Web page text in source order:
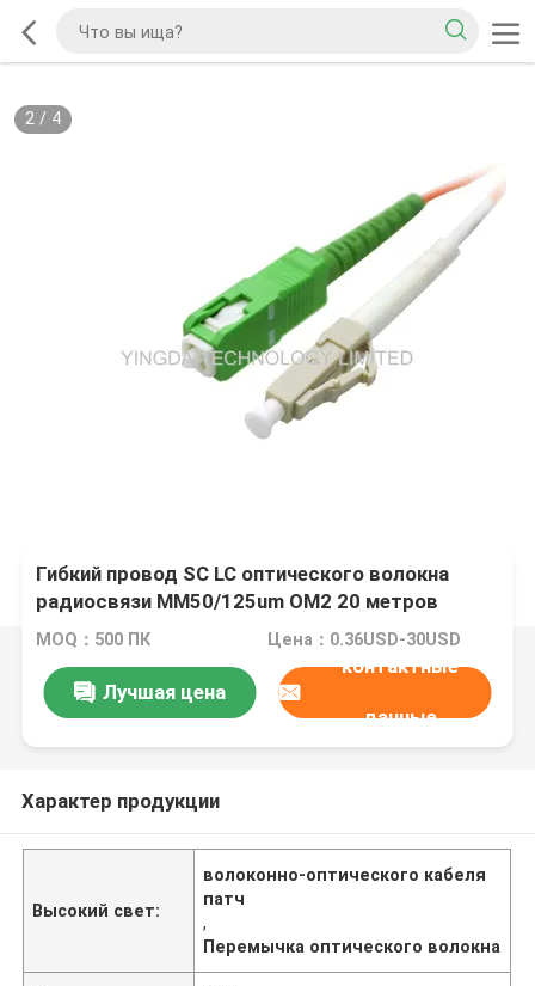
2/ 4
Гибкий провод SC LC оптического волокна
радиосвязи MM50/125um OM2 20 метров
MOQ：500 ПК Цена：0.36USD-30USD
Лучшая цена
контактные
данные
Характер продукции
Высокий свет:
волоконно-оптического кабеля
патч
,
Перемычка оптического волокна